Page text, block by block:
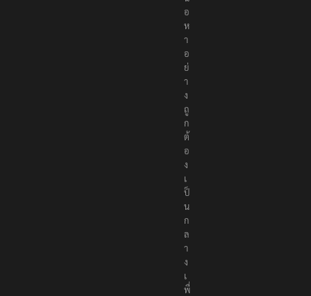
อ
ห
า
อ
ย่
า
ง
ถู
ก
ต้
อ
ง
เ
ป็
น
ก
ล
า
ง
เ
พื่